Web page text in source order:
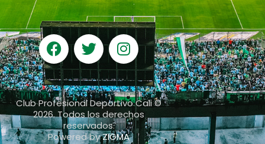
Club Profesional Deportivo Cali ©
2026. Todos los derechos
reservados.
Powered byZIGMA